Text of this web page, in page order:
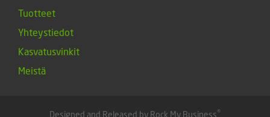
Tuotteet
Yhteystiedot
Kasvatusvinkit
Meistä
Designed and Released by Rock My Business®